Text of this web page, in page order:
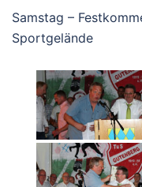
Samstag –
Sportgelände